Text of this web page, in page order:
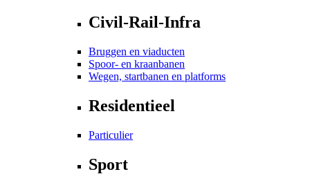
Civil-Rail-Infra
Bruggen en viaducten
Spoor- en kraanbanen
Wegen, startbanen en platforms
Residentieel
Particulier
Sport